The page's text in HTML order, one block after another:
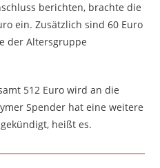
berichten, brachte die
ein. Zusätzlich sind 60 Euro
der Altersgruppe
512 Euro wird an die
Spender hat eine weitere
heißt es.